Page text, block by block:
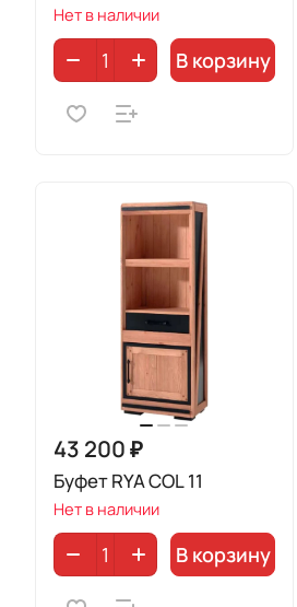
Нет в наличии
В корзину
43 200 ₽
Буфет RYA COL 11
Нет в наличии
В корзину